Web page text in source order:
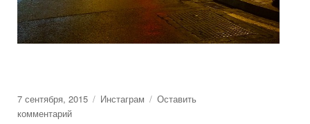
Posted
on
7 сентября, 2015 Categories
Инстаграм
Оставить
комментарий